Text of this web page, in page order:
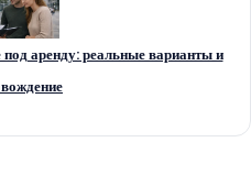
аренду: реальные варианты и